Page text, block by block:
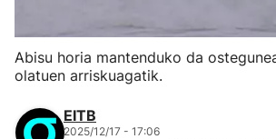
Abisu horia mantenduko da
olatuen arriskuagatik.
EITB
2025/12/17 - 17:06